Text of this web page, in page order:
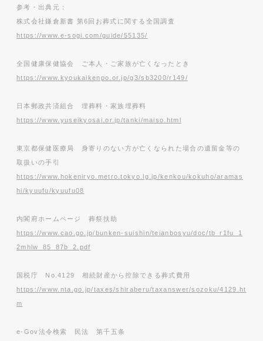
参考・出典元：
株式会社鎌倉新書 第6回お葬式に関する全国調査
https://www.e-sogi.com/guide/55135/
全国健康保健協会 ご本人・ご家族が亡くなったとき
https://www.kyoukaikenpo.or.jp/g3/sb3200/r149/
日本郵政共済組合 埋葬料・家族埋葬料
https://www.yuseikyosai.or.jp/tanki/maiso.html
東京都保健医療局 身寄りのない方が亡くなられた場合の遺留金等の
取扱いの手引
https://www.hokeniryo.metro.tokyo.lg.jp/kenkou/kokuho/aramas
hi/kyuufu/kyuufu08
内閣府ホームページ 葬祭扶助
https://www.cao.go.jp/bunken-suishin/teianbosyu/doc/tb_r1fu_1
2mhlw_85_87b_2.pdf
国税庁 No.4129 相続財産から控除できる葬式費用
https://www.nta.go.jp/taxes/shiraberu/taxanswer/sozoku/4129.ht
m
e-Gov法令検索 民法 第千五条